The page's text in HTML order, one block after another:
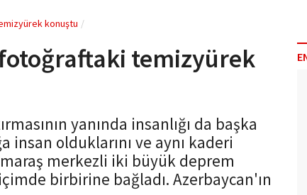
konuştu
temizyürek
yanında insanlığı da başka
insan olduklarını ve aynı kaderi
merkezli iki büyük deprem
birbirine bağladı. Azerbaycan'ın